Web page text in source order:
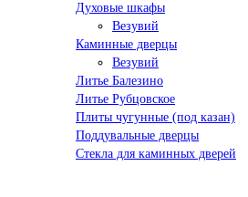
Духовые шкафы
Везувий
Каминные дверцы
Везувий
Литье Балезино
Литье Рубцовское
Плиты чугунные (под казан)
Поддувальные дверцы
Стекла для каминных дверей